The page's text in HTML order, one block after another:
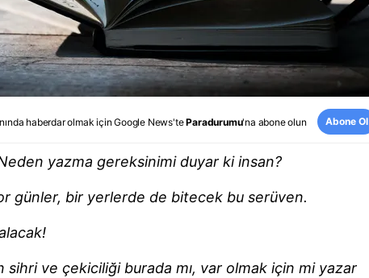
haberdar olmak içinGoogle News'teParadurumu'na abone olun Abone Ol
yazma gereksinimi duyar ki insan?
günler, bir yerlerde de bitecek bu serüven.
sihri ve çekiciliği burada mı, var olmak için mi yazar